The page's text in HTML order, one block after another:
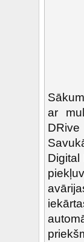
ar